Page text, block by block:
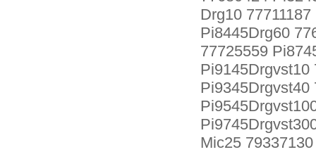
Drg10
Pi8445Drg60
77725559
Pi9145Drgvst10
Pi9345Drgvst40
Mic25